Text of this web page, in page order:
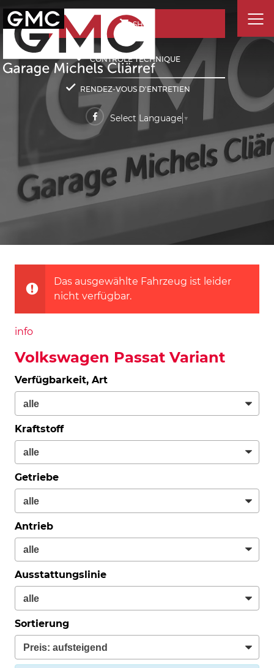
SHOP
CONTRÔLE TECHNIQUE
RENDEZ-VOUS D'ENTRETIEN
Select Language ▼
Das ausgewählte Fahrzeug ist leider
nicht verfügbar.
info
Volkswagen Passat Variant
Verfügbarkeit, Art
Kraftstoff
Getriebe
Antrieb
Ausstattungslinie
Sortierung